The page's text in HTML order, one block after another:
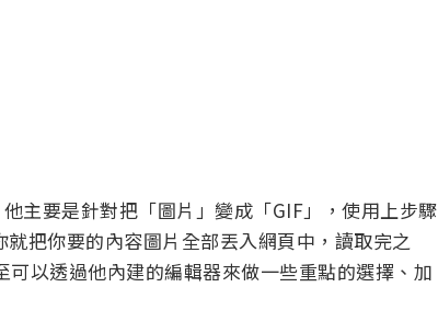
主要是針對把「圖片」變成「GIF」，使用上步驟
把你要的內容圖片全部丟入網頁中，讀取完之
以透過他內建的編輯器來做一些重點的選擇、加